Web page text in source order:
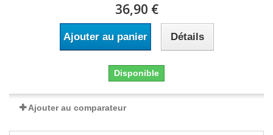
36,90 €
Ajouter au panier Détails
Disponible
Ajouter au comparateur